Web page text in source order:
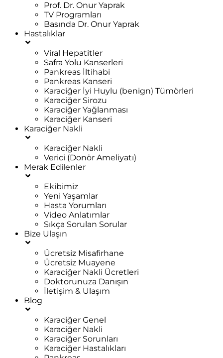
Prof. Dr. Onur Yaprak
TV Programları
Basında Dr. Onur Yaprak
Hastalıklar
Viral Hepatitler
Safra Yolu Kanserleri
Pankreas İltihabi
Pankreas Kanseri
Karaciğer İyi Huylu (benign) Tümörleri
Karaciğer Sirozu
Karaciğer Yağlanması
Karaciğer Kanseri
Karaciğer Nakli
Karaciğer Nakli
Verici (Donör Ameliyatı)
Merak Edilenler
Ekibimiz
Yeni Yaşamlar
Hasta Yorumları
Video Anlatımlar
Sıkça Sorulan Sorular
Bize Ulaşın
Ücretsiz Misafirhane
Ücretsiz Muayene
Karaciğer Nakli Ücretleri
Doktorunuza Danışın
İletişim & Ulaşım
Blog
Karaciğer Genel
Karaciğer Nakli
Karaciğer Sorunları
Karaciğer Hastalıkları